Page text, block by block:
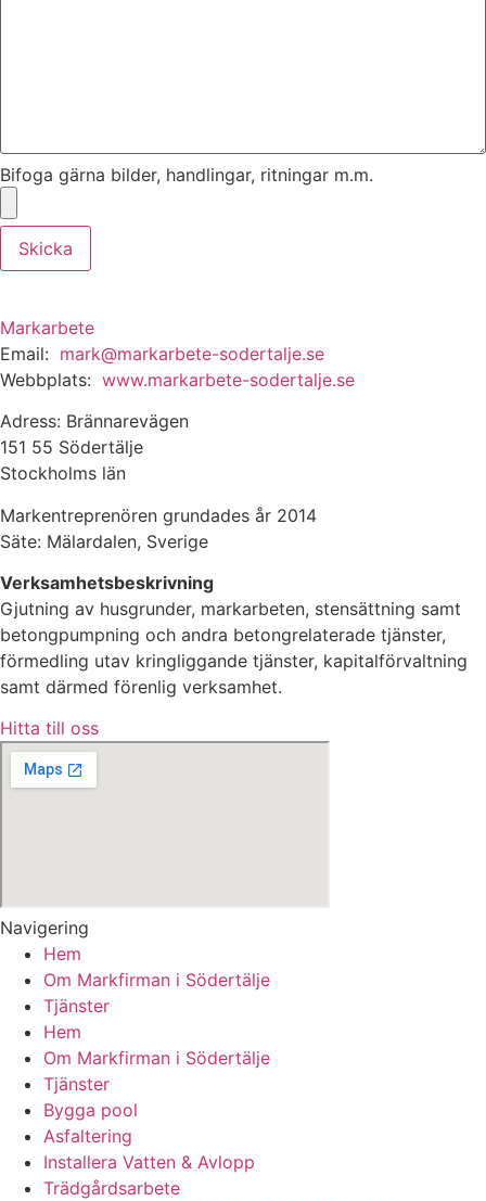
Bifoga gärna bilder, handlingar, ritningar m.m.
Skicka
Markarbete
Email: mark@markarbete-sodertalje.se
Webbplats: www.markarbete-sodertalje.se
Adress: Brännarevägen
151 55 Södertälje
Stockholms län
Markentreprenören grundades år 2014
Säte: Mälardalen, Sverige
Verksamhetsbeskrivning
Gjutning av husgrunder, markarbeten, stensättning samt
betongpumpning och andra betongrelaterade tjänster,
förmedling utav kringliggande tjänster, kapitalförvaltning
samt därmed förenlig verksamhet.
Hitta till oss
Navigering
Hem
Om Markfirman i Södertälje
Tjänster
Hem
Om Markfirman i Södertälje
Tjänster
Bygga pool
Asfaltering
Installera Vatten & Avlopp
Trädgårdsarbete